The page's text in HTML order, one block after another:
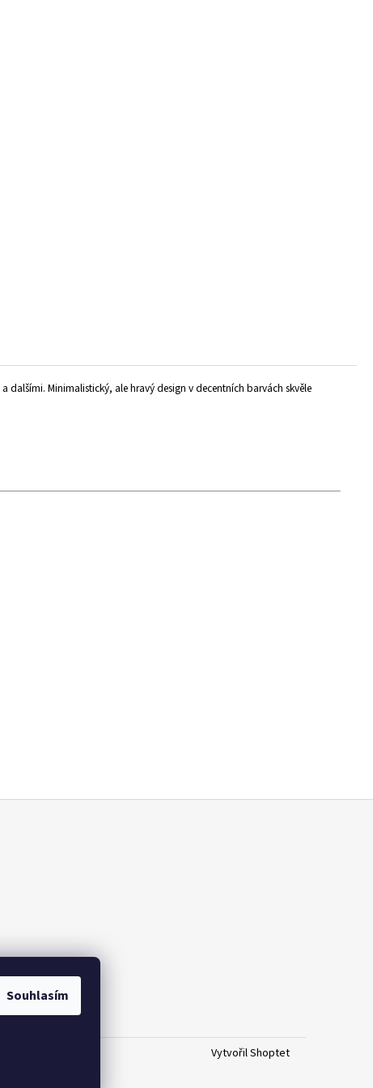
Souhlasím
a dalšími. Minimalistický, ale hravý design v decentních barvách skvěle
Vytvořil Shoptet